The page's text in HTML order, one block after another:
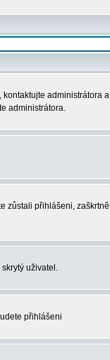
administrátora
administrátora.
zůstali přihlášeni,
uživatel.
přihlášeni